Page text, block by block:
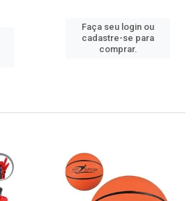
Faça seu login ou
cadastre-se para
comprar.